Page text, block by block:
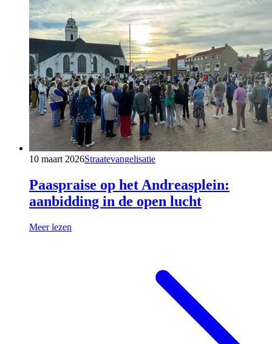
10 maart 2026Straatevangelisatie
Paaspraise op het Andreasplein:
aanbidding in de open lucht
Meer lezen